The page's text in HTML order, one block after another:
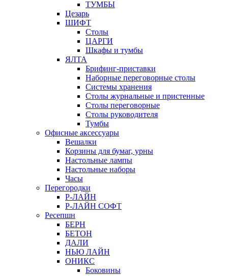
ТУМБЫ
Цезарь
ШИФТ
Столы
ЦАРГИ
Шкафы и тумбы
ЯЛТА
Брифинг-приставки
Наборные переговорные столы
Системы хранения
Столы журнальные и пристенные
Столы переговорные
Столы руководителя
Тумбы
Офисные аксессуары
Вешалки
Корзины для бумаг, урны
Настольные лампы
Настольные наборы
Часы
Перегородки
Р-ЛАЙН
Р-ЛАЙН СОФТ
Ресепшн
БЕРН
БЕТОН
ДАЛИ
НЬЮ ЛАЙН
ОНИКС
Боковины